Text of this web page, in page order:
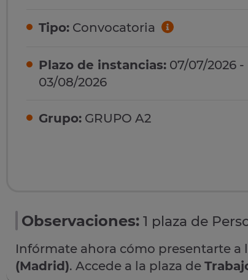
Tipo: Convocatoria
Plazo de instancias: 07/07/2026 -
03/08/2026
Grupo: GRUPO A2
Observaciones: 1 plaza de
Infórmate ahora cómo presentarte a
(Madrid). Accede a la plaza de